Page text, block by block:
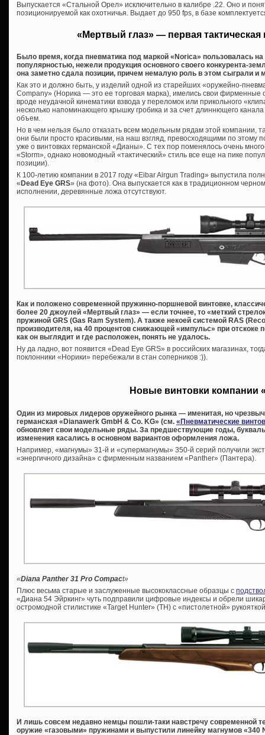
Выпускается «Стальной Орел» исключительно в калибре .22. Оно и
позиционируемой как охотничья. Выдает до 950 fps, в базе
«Мертвый глаз» — первая тактическая
Было время, когда пневматика под маркой «Norica» пользовалась
популярностью, нежели продукция основного своего конкурента-
она заметно сдала позиции, причем немалую роль в этом сыграли и
Как это и должно быть, у изделий одной из старейших «оружейно-
Company» (Норика — это ее торговая марка), имелись свои фирменные
вроде неудачной кинематики взвода у переломок или прикольного
несколько напоминающего крышку гробика и за счет длиннющего
объем.
Но в чем нельзя было отказать всем модельным рядам этой компании,
они были просто красивыми, на наш взгляд, превосходящими по этому
уже о винтовках германской «Дианы». С тех пор поменялось очень
«Storm», однако новомодный «тактический» стиль все еще на пике
позиции).
К 100-летию компании в 2017 году «Eibar Airgun Trading» выпустила
« Dead Eye GRS» (на фото). Она выпускается как в традиционном
исполнении, деревянные ложа отсутствуют.
Как и положено современной пружинно-поршневой винтовке,
более 20 джоулей «Мертвый глаз» — если точнее, то «меткий
пружиной GRS (Gas Ram System). А также некоей системой RAS
производителя, на 40 процентов снижающей «импульс» при
как он выглядит и где расположен, понять не удалось.
Ну да ладно, вот появится «Dead Eye GRS» в российских магазинах,
поклонники «Норики» перебежали в стан соперников :)).
Новые винтовки компании
Один из мировых лидеров оружейного рынка — именитая, но
германская «Dianawerk GmbH & Co. KG» (см. «Пневматические
обновляет свои модельные ряды. За предшествующие годы,
изменения касались в основном вариантов оформления ложа.
Например, «магнумы» 31-й и «супермагнумы» 350-й серий получили
«энергичного дизайна» с фирменным названием «Panther» (Пантера).
«Diana Panther 31 Pro Compact»
Плюс весьма старые и заслуженные высококлассные образцы с
«Диана 54 Эйркинг» чуть подправили цифровые индексы и обрели
остромодной стилистике «Target Hunter» (ТН) с «пистолетной»
И лишь совсем недавно немцы пошли-таки навстречу современной
оружие «газовыми» пружинами и выпустили линейку магнумов «340